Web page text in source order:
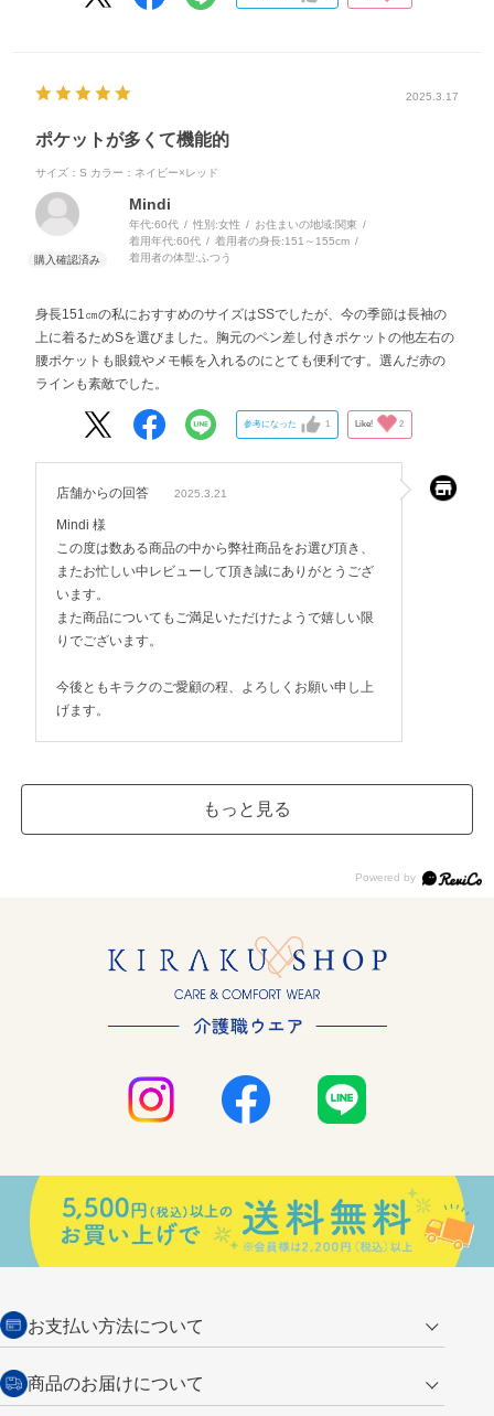
2025.3.17
ポケットが多くて機能的
サイズ：S カラー：ネイビー×レッド
Mindi
年代:60代 性別:女性 お住まいの地域:関東
着用年代:60代 着用者の身長:151～155cm
着用者の体型: ふつう
身長151㎝の私におすすめのサイズはSSでしたが、今の季節は長袖の
上に着るためSを選びました。胸元のペン差し付きポケットの他左右の
腰ポケットも眼鏡やメモ帳を入れるのにとても便利です。選んだ赤の
ラインも素敵でした。
参考になった 1 Like! 2
店舗からの回答 2025.3.21
Mindi 様
この度は数ある商品の中から弊社商品をお選び頂き、
またお忙しい中レビューして頂き誠にありがとうござ
います。
また商品についてもご満足いただけたようで嬉しい限
りでございます。
今後ともキラクのご愛顧の程、よろしくお願い申し上
げます。
もっと見る
お支払い方法について
クレジットカード
商品のお届けについて